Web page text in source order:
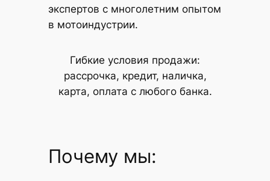
экспертов с многолетним опытом
в мотоиндустрии.
Гибкие условия продажи:
рассрочка, кредит, наличка,
карта, оплата с любого банка.
Почему мы: